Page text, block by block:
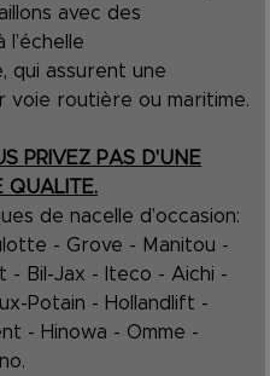
avec des
qui assurent une
voie routière ou maritime.
PRIVEZ PAS D'UNE
QUALITE.
de nacelle d’occasion:
- Grove - Manitou -
- Bil-Jax - Iteco - Aichi -
Potain - Hollandlift -
- Hinowa - Omme -